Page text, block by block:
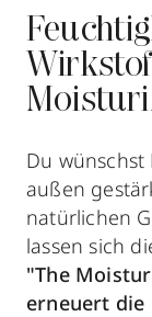
Du
außen
natürlichen
lassen sich
"The
erneuert